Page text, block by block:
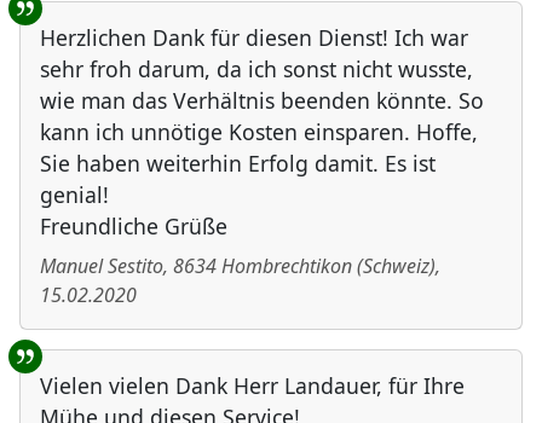
Herzlichen Dank für diesen Dienst! Ich war
sehr froh darum, da ich sonst nicht wusste,
wie man das Verhältnis beenden könnte. So
kann ich unnötige Kosten einsparen. Hoffe,
Sie haben weiterhin Erfolg damit. Es ist
genial!
Freundliche Grüße
Manuel Sestito, 8634Hombrechtikon(Schweiz),
15.02.2020
Vielen vielen Dank Herr Landauer, für Ihre